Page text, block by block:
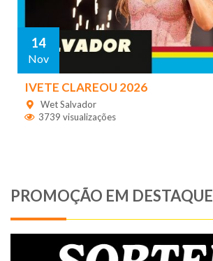
14
Nov
IVETE CLAREOU 2026
Wet Salvador
3739 visualizações
PROMOÇÃO EM DESTAQUE